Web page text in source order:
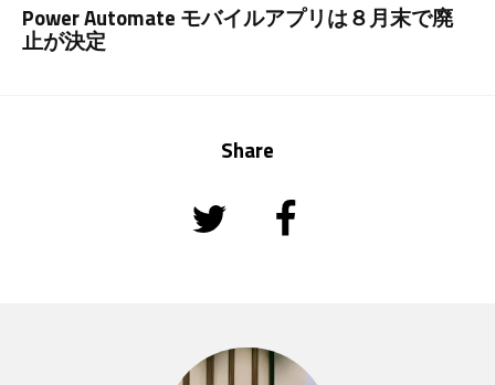
Power Automate モバイルアプリは８月末で廃
止が決定
Share